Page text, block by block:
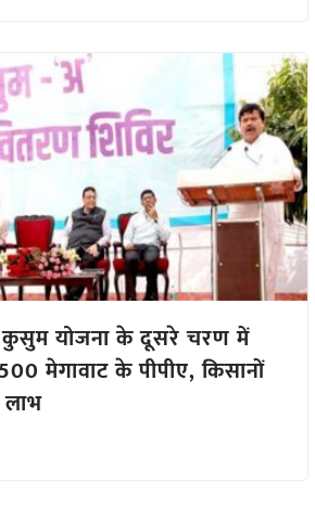
कुसुम योजना के दूसरे चरण में
मेगावाट के पीपीए, किसानों
लाभ